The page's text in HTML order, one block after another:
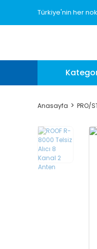
Türkiye'nin her
Anasayfa PRO/